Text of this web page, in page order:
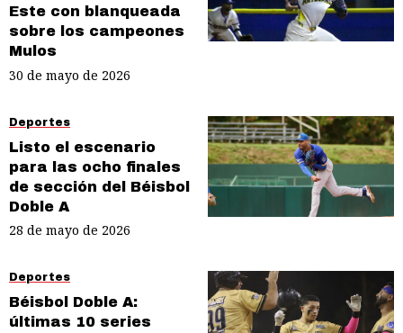
Este con blanqueada
sobre los campeones
Mulos
30 de mayo de 2026
Deportes
Listo el escenario
para las ocho finales
de sección del Béisbol
Doble A
28 de mayo de 2026
Deportes
Béisbol Doble A:
últimas 10 series